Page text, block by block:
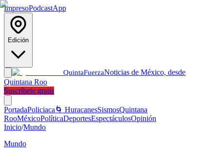
ImpresoPodcastApp
Edición
QuintaFuerzaNoticias de México, desde
Quintana Roo
Suscríbete gratis
PortadaPoliciaca 🌀 HuracanesSismosQuintana
RooMéxicoPolíticaDeportesEspectáculosOpinión
Inicio/Mundo
Mundo